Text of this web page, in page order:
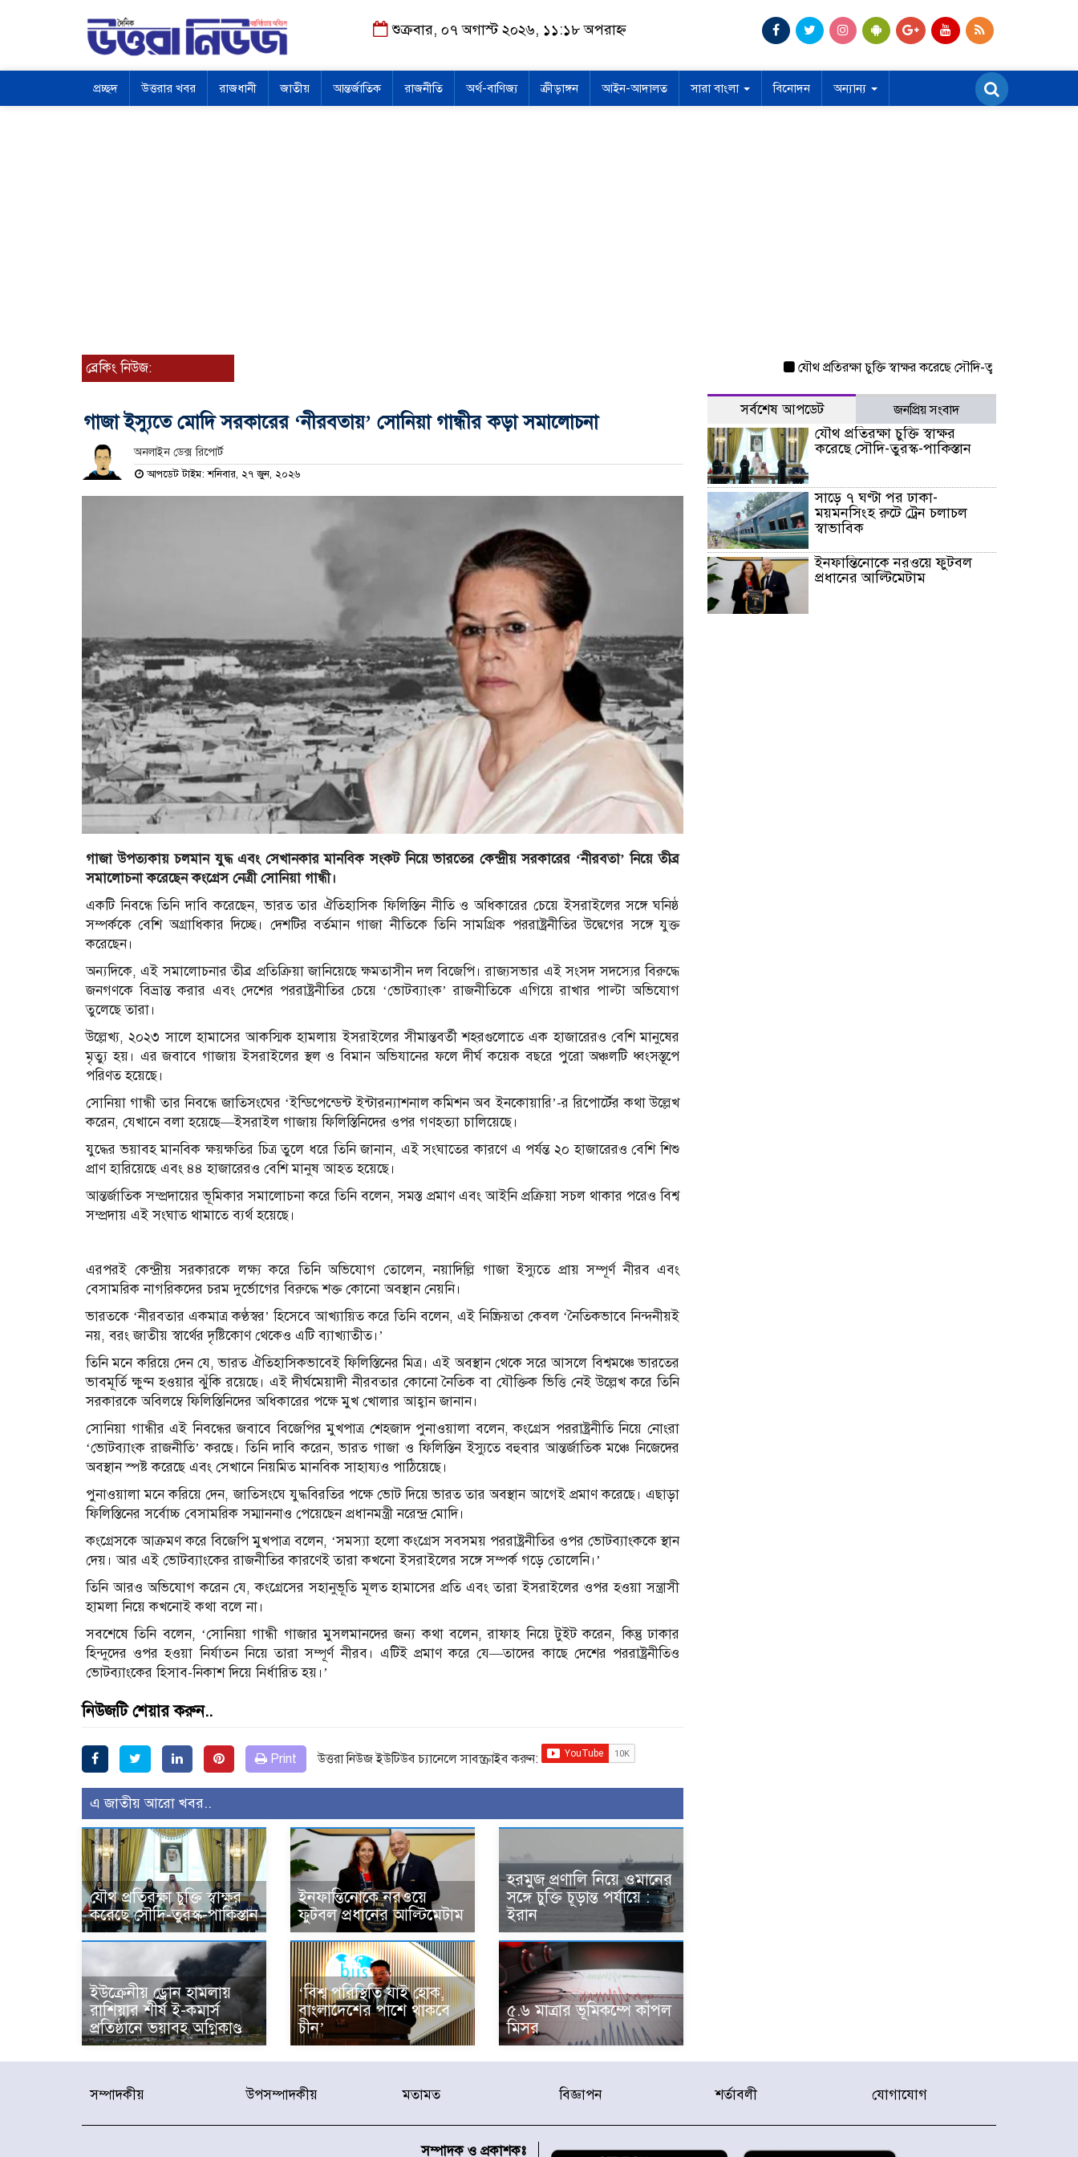
শুক্রবার, ০৭ অগাস্ট ২০২৬, ১১:১৮ অপরাহ্ন
প্রচ্ছদ উত্তরার খবর রাজধানী জাতীয় আন্তর্জাতিক রাজনীতি অর্থ-বাণিজ্য ক্রীড়াঙ্গন আইন-আদালত সারা বাংলা বিনোদন অন্যান্য
ব্রেকিং নিউজ: যৌথ প্রতিরক্ষা চুক্তি স্বাক্ষর করেছে সৌদি-তুরস্ক-পাকিস্তান
গাজা ইস্যুতে মোদি সরকারের ‘নীরবতায়’ সোনিয়া গান্ধীর কড়া সমালোচনা
অনলাইন ডেক্স রিপোর্ট
আপডেট টাইম: শনিবার, ২৭ জুন, ২০২৬
গাজা উপত্যকায় চলমান যুদ্ধ এবং সেখানকার মানবিক সংকট নিয়ে ভারতের কেন্দ্রীয় সরকারের ‘নীরবতা’ নিয়ে তীব্র
সমালোচনা করেছেন কংগ্রেস নেত্রী সোনিয়া গান্ধী।
একটি নিবন্ধে তিনি দাবি করেছেন, ভারত তার ঐতিহাসিক ফিলিস্তিন নীতি ও অধিকারের চেয়ে ইসরাইলের সঙ্গে ঘনিষ্ঠ
সম্পর্ককে বেশি অগ্রাধিকার দিচ্ছে। দেশটির বর্তমান গাজা নীতিকে তিনি সামগ্রিক পররাষ্ট্রনীতির উদ্বেগের সঙ্গে যুক্ত
করেছেন।
অন্যদিকে, এই সমালোচনার তীব্র প্রতিক্রিয়া জানিয়েছে ক্ষমতাসীন দল বিজেপি। রাজ্যসভার এই সংসদ সদস্যের বিরুদ্ধে
জনগণকে বিভ্রান্ত করার এবং দেশের পররাষ্ট্রনীতির চেয়ে ‘ভোটব্যাংক’ রাজনীতিকে এগিয়ে রাখার পাল্টা অভিযোগ
তুলেছে তারা।
উল্লেখ্য, ২০২৩ সালে হামাসের আকস্মিক হামলায় ইসরাইলের সীমান্তবর্তী শহরগুলোতে এক হাজারেরও বেশি মানুষের
মৃত্যু হয়। এর জবাবে গাজায় ইসরাইলের স্থল ও বিমান অভিযানের ফলে দীর্ঘ কয়েক বছরে পুরো অঞ্চলটি ধ্বংসস্তূপে
পরিণত হয়েছে।
সোনিয়া গান্ধী তার নিবন্ধে জাতিসংঘের ‘ইন্ডিপেন্ডেন্ট ইন্টারন্যাশনাল কমিশন অব ইনকোয়ারি’-র রিপোর্টের কথা উল্লেখ
করেন, যেখানে বলা হয়েছে—ইসরাইল গাজায় ফিলিস্তিনিদের ওপর গণহত্যা চালিয়েছে।
যুদ্ধের ভয়াবহ মানবিক ক্ষয়ক্ষতির চিত্র তুলে ধরে তিনি জানান, এই সংঘাতের কারণে এ পর্যন্ত ২০ হাজারেরও বেশি শিশু
প্রাণ হারিয়েছে এবং ৪৪ হাজারেরও বেশি মানুষ আহত হয়েছে।
আন্তর্জাতিক সম্প্রদায়ের ভূমিকার সমালোচনা করে তিনি বলেন, সমস্ত প্রমাণ এবং আইনি প্রক্রিয়া সচল থাকার পরেও বিশ্ব
সম্প্রদায় এই সংঘাত থামাতে ব্যর্থ হয়েছে।
এরপরই কেন্দ্রীয় সরকারকে লক্ষ্য করে তিনি অভিযোগ তোলেন, নয়াদিল্লি গাজা ইস্যুতে প্রায় সম্পূর্ণ নীরব এবং
বেসামরিক নাগরিকদের চরম দুর্ভোগের বিরুদ্ধে শক্ত কোনো অবস্থান নেয়নি।
ভারতকে ‘নীরবতার একমাত্র কণ্ঠস্বর’ হিসেবে আখ্যায়িত করে তিনি বলেন, এই নিষ্ক্রিয়তা কেবল ‘নৈতিকভাবে নিন্দনীয়ই
নয়, বরং জাতীয় স্বার্থের দৃষ্টিকোণ থেকেও এটি ব্যাখ্যাতীত।’
তিনি মনে করিয়ে দেন যে, ভারত ঐতিহাসিকভাবেই ফিলিস্তিনের মিত্র। এই অবস্থান থেকে সরে আসলে বিশ্বমঞ্চে ভারতের
ভাবমূর্তি ক্ষুণ্ন হওয়ার ঝুঁকি রয়েছে। এই দীর্ঘমেয়াদী নীরবতার কোনো নৈতিক বা যৌক্তিক ভিত্তি নেই উল্লেখ করে তিনি
সরকারকে অবিলম্বে ফিলিস্তিনিদের অধিকারের পক্ষে মুখ খোলার আহ্বান জানান।
সোনিয়া গান্ধীর এই নিবন্ধের জবাবে বিজেপির মুখপাত্র শেহজাদ পুনাওয়ালা বলেন, কংগ্রেস পররাষ্ট্রনীতি নিয়ে নোংরা
‘ভোটব্যাংক রাজনীতি’ করছে। তিনি দাবি করেন, ভারত গাজা ও ফিলিস্তিন ইস্যুতে বহুবার আন্তর্জাতিক মঞ্চে নিজেদের
অবস্থান স্পষ্ট করেছে এবং সেখানে নিয়মিত মানবিক সাহায্যও পাঠিয়েছে।
পুনাওয়ালা মনে করিয়ে দেন, জাতিসংঘে যুদ্ধবিরতির পক্ষে ভোট দিয়ে ভারত তার অবস্থান আগেই প্রমাণ করেছে। এছাড়া
ফিলিস্তিনের সর্বোচ্চ বেসামরিক সম্মাননাও পেয়েছেন প্রধানমন্ত্রী নরেন্দ্র মোদি।
কংগ্রেসকে আক্রমণ করে বিজেপি মুখপাত্র বলেন, ‘সমস্যা হলো কংগ্রেস সবসময় পররাষ্ট্রনীতির ওপর ভোটব্যাংককে স্থান
দেয়। আর এই ভোটব্যাংকের রাজনীতির কারণেই তারা কখনো ইসরাইলের সঙ্গে সম্পর্ক গড়ে তোলেনি।’
তিনি আরও অভিযোগ করেন যে, কংগ্রেসের সহানুভূতি মূলত হামাসের প্রতি এবং তারা ইসরাইলের ওপর হওয়া সন্ত্রাসী
হামলা নিয়ে কখনোই কথা বলে না।
সবশেষে তিনি বলেন, ‘সোনিয়া গান্ধী গাজার মুসলমানদের জন্য কথা বলেন, রাফাহ নিয়ে টুইট করেন, কিন্তু ঢাকার
হিন্দুদের ওপর হওয়া নির্যাতন নিয়ে তারা সম্পূর্ণ নীরব। এটিই প্রমাণ করে যে—তাদের কাছে দেশের পররাষ্ট্রনীতিও
ভোটব্যাংকের হিসাব-নিকাশ দিয়ে নির্ধারিত হয়।’
নিউজটি শেয়ার করুন..
Print উত্তরা নিউজ ইউটিউব চ্যানেলে সাবস্ক্রাইব করুন:
এ জাতীয় আরো খবর..
যৌথ প্রতিরক্ষা চুক্তি স্বাক্ষর
করেছে সৌদি-তুরস্ক-পাকিস্তান
ইনফান্তিনোকে নরওয়ে
ফুটবল প্রধানের আল্টিমেটাম
হরমুজ প্রণালি নিয়ে ওমানের
সঙ্গে চুক্তি চূড়ান্ত পর্যায়ে :
ইরান
ইউক্রেনীয় ড্রোন হামলায়
রাশিয়ার শীর্ষ ই-কমার্স
প্রতিষ্ঠানে ভয়াবহ অগ্নিকাণ্ড
‘বিশ্ব পরিস্থিতি যাই হোক,
বাংলাদেশের পাশে থাকবে
চীন’
৫.৬ মাত্রার ভূমিকম্পে কাঁপল
মিসর
সর্বশেষ আপডেট জনপ্রিয় সংবাদ
যৌথ প্রতিরক্ষা চুক্তি স্বাক্ষর
করেছে সৌদি-তুরস্ক-পাকিস্তান
সাড়ে ৭ ঘণ্টা পর ঢাকা-
ময়মনসিংহ রুটে ট্রেন চলাচল
স্বাভাবিক
ইনফান্তিনোকে নরওয়ে ফুটবল
প্রধানের আল্টিমেটাম
সম্পাদকীয় উপসম্পাদকীয় মতামত বিজ্ঞাপন শর্তাবলী যোগাযোগ
সম্পাদক ও প্রকাশকঃ